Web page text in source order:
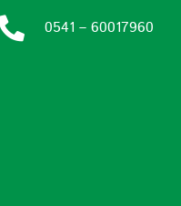
0541 – 60017960